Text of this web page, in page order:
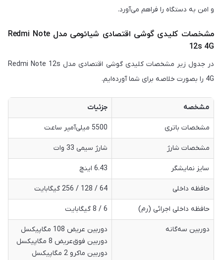
و امن به دستگاه را فراهم می‌آورد.
مشخصات کلیدی گوشی اقتصادی شیائومی مدل Redmi Note
12s 4G
در جدول زیر مشخصات کلیدی گوشی اقتصادی مدل Redmi Note 12s
4G را بصورت خلاصه برای شما آورده‌ایم.
مشخصه جزئیات
مشخصات باتری 5500 میلی‌آمپر ساعت
مشخصات شارژ شارژ سیمی 33 وات
سایز نمایشگر 6.43 اینچ
حافظه داخلی 64 / 128 / 256 گیگابایت
حافظه داخلی اجرائی (رم) 6 / 8 گیگابایت
دوربین سه‌گانه
دوربین عریض 108 مگاپیکسل
دوربین فوق‌عریض 8 مگاپیکسل
دوربین ماکرو 2 مگاپیکسل